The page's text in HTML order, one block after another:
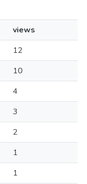
views
12
10
4
3
2
1
1